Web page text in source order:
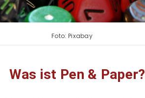
Foto: Pixabay
Was ist Pen & Paper?